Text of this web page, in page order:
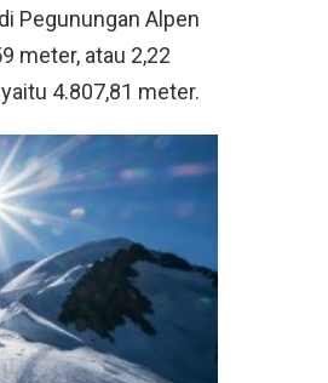
Pegunungan Alpen
meter, atau 2,22
4.807,81 meter.